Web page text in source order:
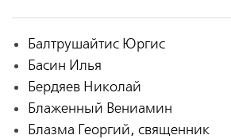
Балтрушайтис Юргис
Басин Илья
Бердяев Николай
Блаженный Вениамин
Блазма Георгий, священник